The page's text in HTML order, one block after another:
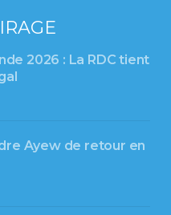
2026 : La RDC tient
Ayew de retour en